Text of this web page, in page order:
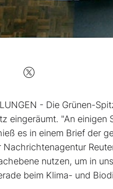
- Die Grünen-
eingeräumt. "An
es in einem Brief der
nutzen, um in
beim Klima- und